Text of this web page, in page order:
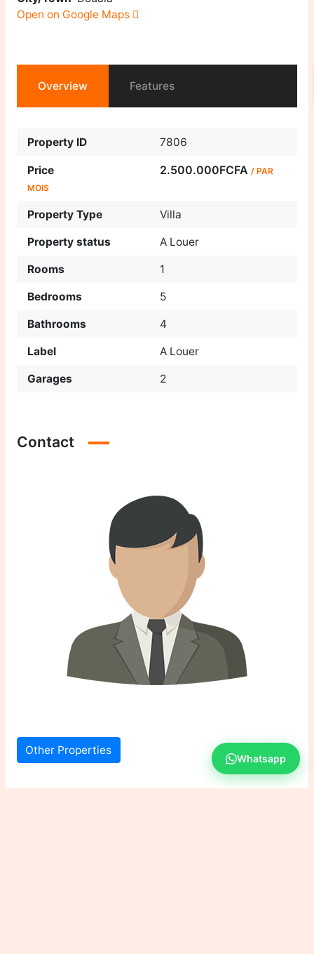
Open on Google Maps
Overview Features
Property ID 7806
Price 2.500.000FCFA / PAR
MOIS
Property Type Villa
Property status A Louer
Rooms 1
Bedrooms 5
Bathrooms 4
Label A Louer
Garages 2
Contact
Other Properties
Whatsapp